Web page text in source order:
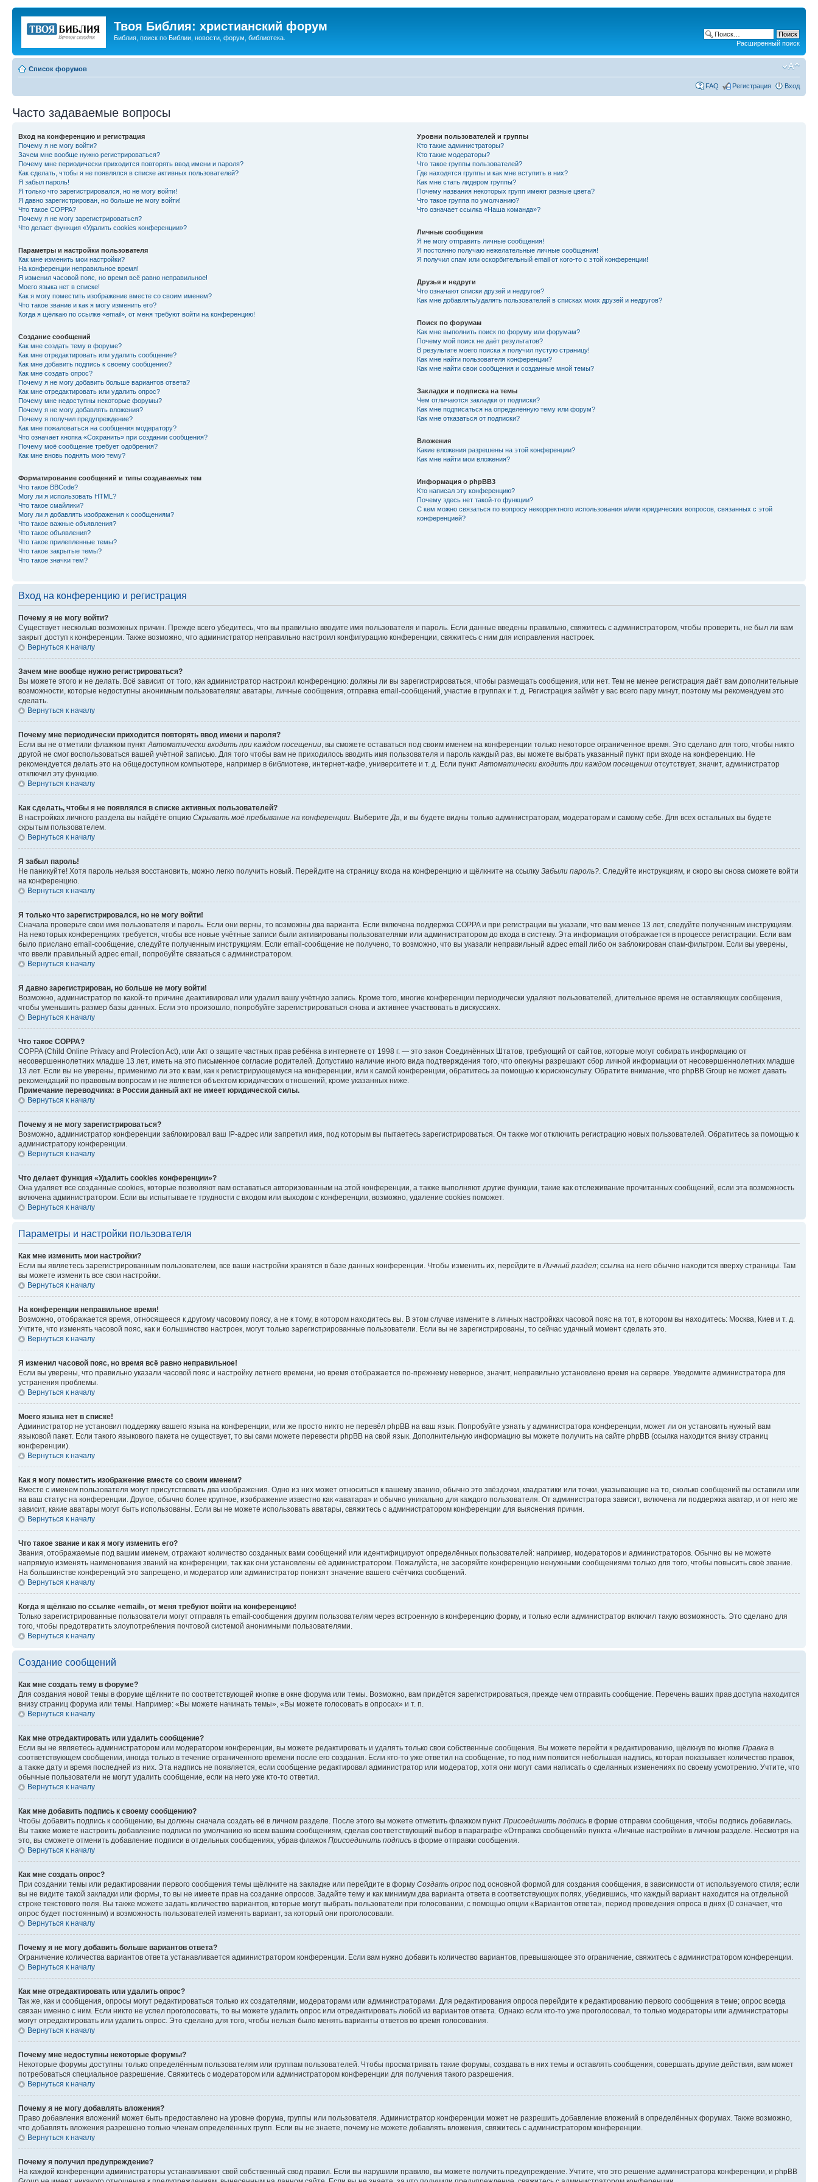
Твоя Библия: христианский форум
Библия, поиск по Библии, новости, форум, библиотека.
Расширенный поиск
Список форумов
FAQ Регистрация Вход
Часто задаваемые вопросы
Вход на конференцию и регистрация
Почему я не могу войти?
Зачем мне вообще нужно регистрироваться?
Почему мне периодически приходится повторять ввод имени и пароля?
Как сделать, чтобы я не появлялся в списке активных пользователей?
Я забыл пароль!
Я только что зарегистрировался, но не могу войти!
Я давно зарегистрирован, но больше не могу войти!
Что такое COPPA?
Почему я не могу зарегистрироваться?
Что делает функция «Удалить cookies конференции»?
Параметры и настройки пользователя
Как мне изменить мои настройки?
На конференции неправильное время!
Я изменил часовой пояс, но время всё равно неправильное!
Моего языка нет в списке!
Как я могу поместить изображение вместе со своим именем?
Что такое звание и как я могу изменить его?
Когда я щёлкаю по ссылке «email», от меня требуют войти на конференцию!
Создание сообщений
Как мне создать тему в форуме?
Как мне отредактировать или удалить сообщение?
Как мне добавить подпись к своему сообщению?
Как мне создать опрос?
Почему я не могу добавить больше вариантов ответа?
Как мне отредактировать или удалить опрос?
Почему мне недоступны некоторые форумы?
Почему я не могу добавлять вложения?
Почему я получил предупреждение?
Как мне пожаловаться на сообщения модератору?
Что означает кнопка «Сохранить» при создании сообщения?
Почему моё сообщение требует одобрения?
Как мне вновь поднять мою тему?
Форматирование сообщений и типы создаваемых тем
Что такое BBCode?
Могу ли я использовать HTML?
Что такое смайлики?
Могу ли я добавлять изображения к сообщениям?
Что такое важные объявления?
Что такое объявления?
Что такое прилепленные темы?
Что такое закрытые темы?
Что такое значки тем?
Уровни пользователей и группы
Кто такие администраторы?
Кто такие модераторы?
Что такое группы пользователей?
Где находятся группы и как мне вступить в них?
Как мне стать лидером группы?
Почему названия некоторых групп имеют разные цвета?
Что такое группа по умолчанию?
Что означает ссылка «Наша команда»?
Личные сообщения
Я не могу отправить личные сообщения!
Я постоянно получаю нежелательные личные сообщения!
Я получил спам или оскорбительный email от кого-то с этой конференции!
Друзья и недруги
Что означают списки друзей и недругов?
Как мне добавлять/удалять пользователей в списках моих друзей и недругов?
Поиск по форумам
Как мне выполнить поиск по форуму или форумам?
Почему мой поиск не даёт результатов?
В результате моего поиска я получил пустую страницу!
Как мне найти пользователя конференции?
Как мне найти свои сообщения и созданные мной темы?
Закладки и подписка на темы
Чем отличаются закладки от подписки?
Как мне подписаться на определённую тему или форум?
Как мне отказаться от подписки?
Вложения
Какие вложения разрешены на этой конференции?
Как мне найти мои вложения?
Информация о phpBB3
Кто написал эту конференцию?
Почему здесь нет такой-то функции?
С кем можно связаться по вопросу некорректного использования и/или юридических вопросов, связанных с этой
конференцией?
Вход на конференцию и регистрация
Почему я не могу войти?
Существует несколько возможных причин. Прежде всего убедитесь, что вы правильно вводите имя пользователя и пароль. Если данные введены правильно, свяжитесь с администратором, чтобы проверить, не был ли вам
закрыт доступ к конференции. Также возможно, что администратор неправильно настроил конфигурацию конференции, свяжитесь с ним для исправления настроек.
Вернуться к началу
Зачем мне вообще нужно регистрироваться?
Вы можете этого и не делать. Всё зависит от того, как администратор настроил конференцию: должны ли вы зарегистрироваться, чтобы размещать сообщения, или нет. Тем не менее регистрация даёт вам дополнительные
возможности, которые недоступны анонимным пользователям: аватары, личные сообщения, отправка email-сообщений, участие в группах и т. д. Регистрация займёт у вас всего пару минут, поэтому мы рекомендуем это
сделать.
Вернуться к началу
Почему мне периодически приходится повторять ввод имени и пароля?
Если вы не отметили флажком пункт Автоматически входить при каждом посещении , вы сможете оставаться под своим именем на конференции только некоторое ограниченное время. Это сделано для того, чтобы никто
другой не смог воспользоваться вашей учётной записью. Для того чтобы вам не приходилось вводить имя пользователя и пароль каждый раз, вы можете выбрать указанный пункт при входе на конференцию. Не
рекомендуется делать это на общедоступном компьютере, например в библиотеке, интернет-кафе, университете и т. д. Если пункт Автоматически входить при каждом посещении отсутствует, значит, администратор
отключил эту функцию.
Вернуться к началу
Как сделать, чтобы я не появлялся в списке активных пользователей?
В настройках личного раздела вы найдёте опцию Скрывать моё пребывание на конференции . Выберите Да , и вы будете видны только администраторам, модераторам и самому себе. Для всех остальных вы будете
скрытым пользователем.
Вернуться к началу
Я забыл пароль!
Не паникуйте! Хотя пароль нельзя восстановить, можно легко получить новый. Перейдите на страницу входа на конференцию и щёлкните на ссылку Забыли пароль? . Следуйте инструкциям, и скоро вы снова сможете войти
на конференцию.
Вернуться к началу
Я только что зарегистрировался, но не могу войти!
Сначала проверьте свои имя пользователя и пароль. Если они верны, то возможны два варианта. Если включена поддержка COPPA и при регистрации вы указали, что вам менее 13 лет, следуйте полученным инструкциям.
На некоторых конференциях требуется, чтобы все новые учётные записи были активированы пользователями или администратором до входа в систему. Эта информация отображается в процессе регистрации. Если вам
было прислано email-сообщение, следуйте полученным инструкциям. Если email-сообщение не получено, то возможно, что вы указали неправильный адрес email либо он заблокирован спам-фильтром. Если вы уверены,
что ввели правильный адрес email, попробуйте связаться с администратором.
Вернуться к началу
Я давно зарегистрирован, но больше не могу войти!
Возможно, администратор по какой-то причине деактивировал или удалил вашу учётную запись. Кроме того, многие конференции периодически удаляют пользователей, длительное время не оставляющих сообщения,
чтобы уменьшить размер базы данных. Если это произошло, попробуйте зарегистрироваться снова и активнее участвовать в дискуссиях.
Вернуться к началу
Что такое COPPA?
COPPA (Child Online Privacy and Protection Act), или Акт о защите частных прав ребёнка в интернете от 1998 г. — это закон Соединённых Штатов, требующий от сайтов, которые могут собирать информацию от
несовершеннолетних младше 13 лет, иметь на это письменное согласие родителей. Допустимо наличие иного вида подтверждения того, что опекуны разрешают сбор личной информации от несовершеннолетних младше
13 лет. Если вы не уверены, применимо ли это к вам, как к регистрирующемуся на конференции, или к самой конференции, обратитесь за помощью к юрисконсульту. Обратите внимание, что phpBB Group не может давать
рекомендаций по правовым вопросам и не является объектом юридических отношений, кроме указанных ниже.
Примечание переводчика: в России данный акт не имеет юридической силы.
Вернуться к началу
Почему я не могу зарегистрироваться?
Возможно, администратор конференции заблокировал ваш IP-адрес или запретил имя, под которым вы пытаетесь зарегистрироваться. Он также мог отключить регистрацию новых пользователей. Обратитесь за помощью к
администратору конференции.
Вернуться к началу
Что делает функция «Удалить cookies конференции»?
Она удаляет все созданные cookies, которые позволяют вам оставаться авторизованным на этой конференции, а также выполняют другие функции, такие как отслеживание прочитанных сообщений, если эта возможность
включена администратором. Если вы испытываете трудности с входом или выходом с конференции, возможно, удаление cookies поможет.
Вернуться к началу
Параметры и настройки пользователя
Как мне изменить мои настройки?
Если вы являетесь зарегистрированным пользователем, все ваши настройки хранятся в базе данных конференции. Чтобы изменить их, перейдите в Личный раздел; ссылка на него обычно находится вверху страницы. Там
вы можете изменить все свои настройки.
Вернуться к началу
На конференции неправильное время!
Возможно, отображается время, относящееся к другому часовому поясу, а не к тому, в котором находитесь вы. В этом случае измените в личных настройках часовой пояс на тот, в котором вы находитесь: Москва, Киев и т. д.
Учтите, что изменять часовой пояс, как и большинство настроек, могут только зарегистрированные пользователи. Если вы не зарегистрированы, то сейчас удачный момент сделать это.
Вернуться к началу
Я изменил часовой пояс, но время всё равно неправильное!
Если вы уверены, что правильно указали часовой пояс и настройку летнего времени, но время отображается по-прежнему неверное, значит, неправильно установлено время на сервере. Уведомите администратора для
устранения проблемы.
Вернуться к началу
Моего языка нет в списке!
Администратор не установил поддержку вашего языка на конференции, или же просто никто не перевёл phpBB на ваш язык. Попробуйте узнать у администратора конференции, может ли он установить нужный вам
языковой пакет. Если такого языкового пакета не существует, то вы сами можете перевести phpBB на свой язык. Дополнительную информацию вы можете получить на сайте phpBB (ссылка находится внизу страниц
конференции).
Вернуться к началу
Как я могу поместить изображение вместе со своим именем?
Вместе с именем пользователя могут присутствовать два изображения. Одно из них может относиться к вашему званию, обычно это звёздочки, квадратики или точки, указывающие на то, сколько сообщений вы оставили или
на ваш статус на конференции. Другое, обычно более крупное, изображение известно как «аватара» и обычно уникально для каждого пользователя. От администратора зависит, включена ли поддержка аватар, и от него же
зависит, какие аватары могут быть использованы. Если вы не можете использовать аватары, свяжитесь с администратором конференции для выяснения причин.
Вернуться к началу
Что такое звание и как я могу изменить его?
Звания, отображаемые под вашим именем, отражают количество созданных вами сообщений или идентифицируют определённых пользователей: например, модераторов и администраторов. Обычно вы не можете
напрямую изменять наименования званий на конференции, так как они установлены её администратором. Пожалуйста, не засоряйте конференцию ненужными сообщениями только для того, чтобы повысить своё звание.
На большинстве конференций это запрещено, и модератор или администратор понизят значение вашего счётчика сообщений.
Вернуться к началу
Когда я щёлкаю по ссылке «email», от меня требуют войти на конференцию!
Только зарегистрированные пользователи могут отправлять email-сообщения другим пользователям через встроенную в конференцию форму, и только если администратор включил такую возможность. Это сделано для
того, чтобы предотвратить злоупотребления почтовой системой анонимными пользователями.
Вернуться к началу
Создание сообщений
Как мне создать тему в форуме?
Для создания новой темы в форуме щёлкните по соответствующей кнопке в окне форума или темы. Возможно, вам придётся зарегистрироваться, прежде чем отправить сообщение. Перечень ваших прав доступа находится
внизу страниц форума или темы. Например: «Вы можете начинать темы», «Вы можете голосовать в опросах» и т. п.
Вернуться к началу
Как мне отредактировать или удалить сообщение?
Если вы не являетесь администратором или модератором конференции, вы можете редактировать и удалять только свои собственные сообщения. Вы можете перейти к редактированию, щёлкнув по кнопке Правка в
соответствующем сообщении, иногда только в течение ограниченного времени после его создания. Если кто-то уже ответил на сообщение, то под ним появится небольшая надпись, которая показывает количество правок,
а также дату и время последней из них. Эта надпись не появляется, если сообщение редактировал администратор или модератор, хотя они могут сами написать о сделанных изменениях по своему усмотрению. Учтите, что
обычные пользователи не могут удалить сообщение, если на него уже кто-то ответил.
Вернуться к началу
Как мне добавить подпись к своему сообщению?
Чтобы добавить подпись к сообщению, вы должны сначала создать её в личном разделе. После этого вы можете отметить флажком пункт Присоединить подпись в форме отправки сообщения, чтобы подпись добавилась.
Вы также можете настроить добавление подписи по умолчанию ко всем вашим сообщениям, сделав соответствующий выбор в параграфе «Отправка сообщений» пункта «Личные настройки» в личном разделе. Несмотря на
это, вы сможете отменить добавление подписи в отдельных сообщениях, убрав флажок Присоединить подпись в форме отправки сообщения.
Вернуться к началу
Как мне создать опрос?
При создании темы или редактировании первого сообщения темы щёлкните на закладке или перейдите в форму Создать опрос под основной формой для создания сообщения, в зависимости от используемого стиля; если
вы не видите такой закладки или формы, то вы не имеете прав на создание опросов. Задайте тему и как минимум два варианта ответа в соответствующих полях, убедившись, что каждый вариант находится на отдельной
строке текстового поля. Вы также можете задать количество вариантов, которые могут выбрать пользователи при голосовании, с помощью опции «Вариантов ответа», период проведения опроса в днях (0 означает, что
опрос будет постоянным) и возможность пользователей изменять вариант, за который они проголосовали.
Вернуться к началу
Почему я не могу добавить больше вариантов ответа?
Ограничение количества вариантов ответа устанавливается администратором конференции. Если вам нужно добавить количество вариантов, превышающее это ограничение, свяжитесь с администратором конференции.
Вернуться к началу
Как мне отредактировать или удалить опрос?
Так же, как и сообщения, опросы могут редактироваться только их создателями, модераторами или администраторами. Для редактирования опроса перейдите к редактированию первого сообщения в теме; опрос всегда
связан именно с ним. Если никто не успел проголосовать, то вы можете удалить опрос или отредактировать любой из вариантов ответа. Однако если кто-то уже проголосовал, то только модераторы или администраторы
могут отредактировать или удалить опрос. Это сделано для того, чтобы нельзя было менять варианты ответов во время голосования.
Вернуться к началу
Почему мне недоступны некоторые форумы?
Некоторые форумы доступны только определённым пользователям или группам пользователей. Чтобы просматривать такие форумы, создавать в них темы и оставлять сообщения, совершать другие действия, вам может
потребоваться специальное разрешение. Свяжитесь с модератором или администратором конференции для получения такого разрешения.
Вернуться к началу
Почему я не могу добавлять вложения?
Право добавления вложений может быть предоставлено на уровне форума, группы или пользователя. Администратор конференции может не разрешить добавление вложений в определённых форумах. Также возможно,
что добавлять вложения разрешено только членам определённых групп. Если вы не знаете, почему не можете добавлять вложения, свяжитесь с администратором конференции.
Вернуться к началу
Почему я получил предупреждение?
На каждой конференции администраторы устанавливают свой собственный свод правил. Если вы нарушили правило, вы можете получить предупреждение. Учтите, что это решение администратора конференции, и phpBB